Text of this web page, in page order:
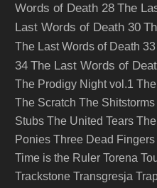
Words of Death 28 The
Last Words of Death 30
The Last Words of Death 33
34 The Last Words of
The Prodigy Night vol.1
The Scratch The Shitstorms
Stubs The United Tears
Ponies Three Dead Fingers
Time is the Ruler Torena
Trackstone Transgresja